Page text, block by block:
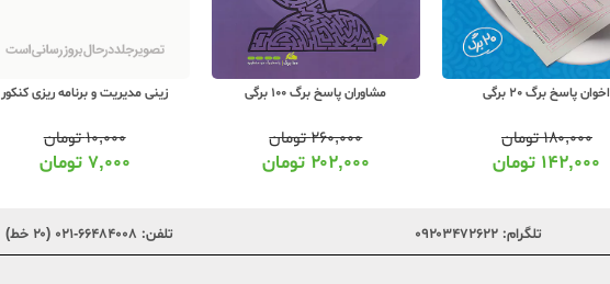
اخوان پاسخ برگ 20 برگی
۱۸۰,۰۰۰تومان
۱۴۲,۰۰۰ تومان
مشاوران پاسخ برگ 100 برگی
۲۶۰,۰۰۰تومان
۲۰۲,۰۰۰ تومان
زینی مدیریت و برنامه ریزی کنکور
۱۰,۰۰۰تومان
۷,۰۰۰ تومان
تلگرام: ۰۹۲۰۳۴۷۲۶۲۲ تلفن: ۶۶۴۸۴۰۰۸-۰۲۱ (۲۰ خط)